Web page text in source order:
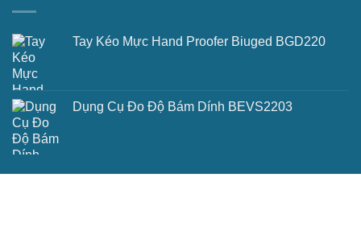
Tay Kéo Mực Hand Proofer Biuged BGD220
Dụng Cụ Đo Độ Bám Dính BEVS2203